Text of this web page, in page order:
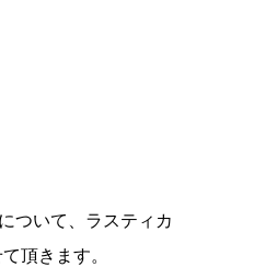
ついて、ラスティカ
頂きます。